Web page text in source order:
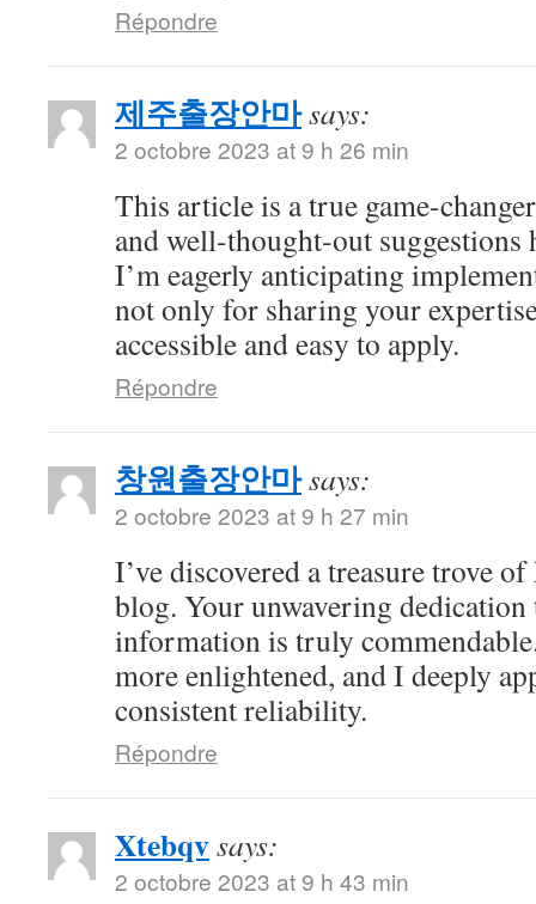
Répondre
제주출장안마says:
2 octobre 2023 at 9 h 26 min
This article is a true game-
and well-thought-out
I’m eagerly anticipating
not only for sharing your
accessible and easy to apply.
Répondre
창원출장안마says:
2 octobre 2023 at 9 h 27 min
I’ve discovered a treasure trove
blog. Your unwavering
information is truly
more enlightened, and I deeply
consistent reliability.
Répondre
Xtebqvsays:
2 octobre 2023 at 9 h 43 min